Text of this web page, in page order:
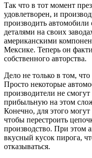
Так что в тот момент
удовлетворен, и
производить
деталями на своих
американскими
Мексике. Теперь он
собственного авторства.
Дело не только в том,
Просто некоторые
производители не
прибыльную на этом
Конечно, для этого
чтобы перестроить
производство. При этом
вкусный кусок пирога,
отказываться.